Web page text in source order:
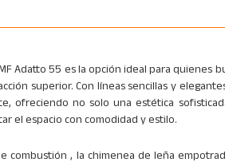
Adatto 55 es la opción ideal para quienes
superior. Con líneas sencillas y
ofreciendo no solo una estética
el espacio con comodidad y estilo.
combustión , la chimenea de leña